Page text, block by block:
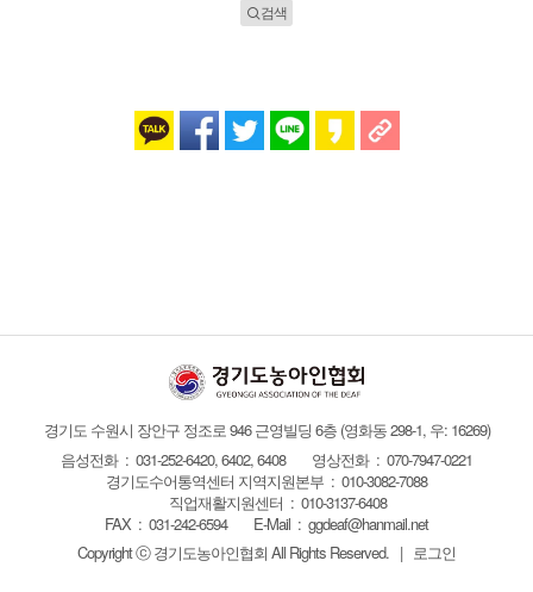
검색
경기도 수원시 장안구 정조로 946 근영빌딩 6층 (영화동 298-1, 우: 16269)
음성전화 : 031-252-6420, 6402, 6408
영상전화 : 070-7947-0221
경기도수어통역센터 지역지원본부 : 010-3082-7088
직업재활지원센터 : 010-3137-6408
FAX : 031-242-6594 E-Mail :ggdeaf@hanmail.net
Copyright ⓒ 경기도농아인협회 All Rights Reserved. | 로그인